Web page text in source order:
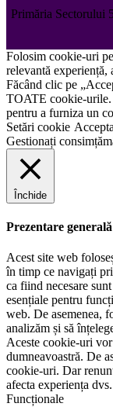
Primăria Sectorului
Folosim cookie-uri
relevantă
Făcând clic pe
TOATE cookie-urile.
pentru a furniza un
Setări cookie
Gestionați
Închide
Prezentare
Acest site web
în timp ce navigați
ca fiind necesare
esențiale pentru
web. De asemenea,
analizăm și să
Aceste cookie-uri
dumneavoastră. De
cookie-uri. Dar
afecta experiența
Funcționale